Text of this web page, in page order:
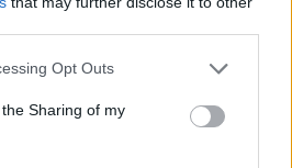
Opt Outs
Sharing of my